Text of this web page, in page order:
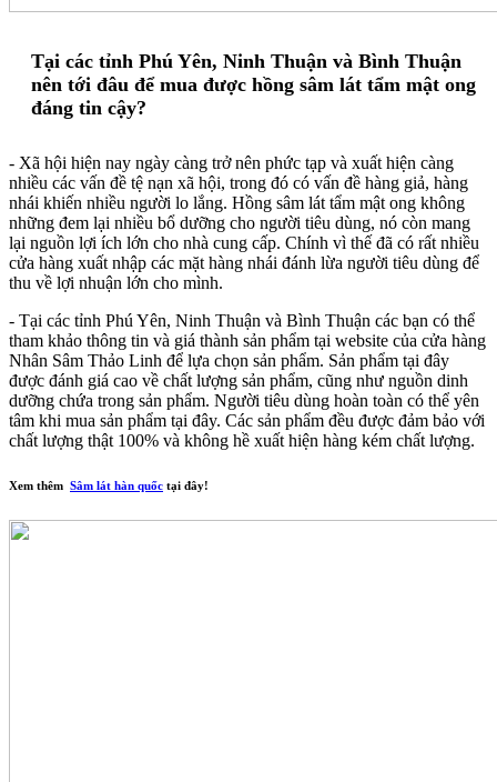
Tại các tỉnh Phú Yên, Ninh Thuận và Bình Thuận
nên tới đâu để mua được hồng sâm lát tẩm mật ong
đáng tin cậy?
- Xã hội hiện nay ngày càng trở nên phức tạp và xuất hiện càng
nhiều các vấn đề tệ nạn xã hội, trong đó có vấn đề hàng giả, hàng
nhái khiến nhiều người lo lắng. Hồng sâm lát tẩm mật ong không
những đem lại nhiều bổ dưỡng cho người tiêu dùng, nó còn mang
lại nguồn lợi ích lớn cho nhà cung cấp. Chính vì thế đã có rất nhiều
cửa hàng xuất nhập các mặt hàng nhái đánh lừa người tiêu dùng để
thu về lợi nhuận lớn cho mình.
- Tại các tỉnh Phú Yên, Ninh Thuận và Bình Thuận các bạn có thể
tham khảo thông tin và giá thành sản phẩm tại website của cửa hàng
Nhân Sâm Thảo Linh để lựa chọn sản phẩm. Sản phẩm tại đây
được đánh giá cao về chất lượng sản phẩm, cũng như nguồn dinh
dưỡng chứa trong sản phẩm. Người tiêu dùng hoàn toàn có thể yên
tâm khi mua sản phẩm tại đây. Các sản phẩm đều được đảm bảo với
chất lượng thật 100% và không hề xuất hiện hàng kém chất lượng.
Xem thêm Sâm lát hàn quốc tại đây!